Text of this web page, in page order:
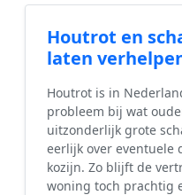
Houtrot en
laten
Houtrot is in
probleem bij wat
uitzonderlijk grote
eerlijk over eventuele
kozijn. Zo blijft de
woning toch prachtig